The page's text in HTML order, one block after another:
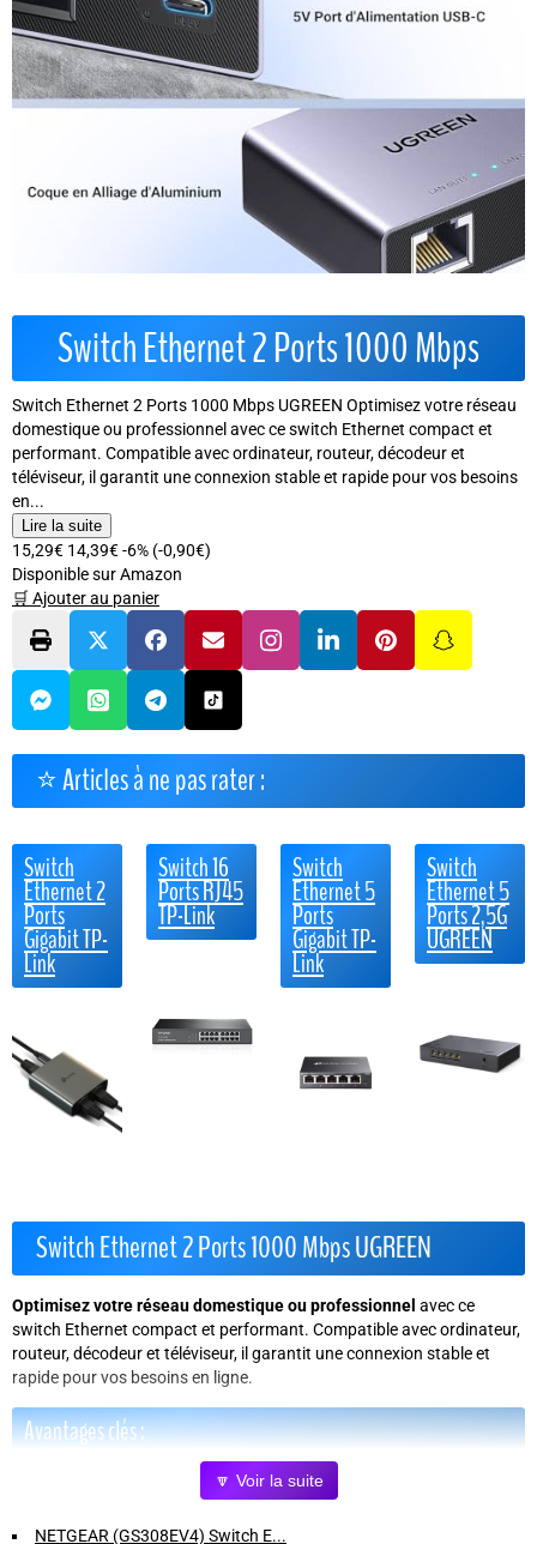
Switch Ethernet 2 Ports 1000 Mbps
Switch Ethernet 2 Ports 1000 Mbps UGREEN Optimisez votre réseau
domestique ou professionnel avec ce switch Ethernet compact et
performant. Compatible avec ordinateur, routeur, décodeur et
téléviseur, il garantit une connexion stable et rapide pour vos besoins
en...
Lire la suite
15,29€ 14,39€-6% (-0,90€)
Disponible sur Amazon
🛒 Ajouter au panier
⭐ Articles à ne pas rater :
Switch
Ethernet 2
Ports
Gigabit TP-
Link
Switch 16
Ports RJ45
TP-Link
Switch
Ethernet 5
Ports
Gigabit TP-
Link
Switch
Ethernet 5
Ports 2,5G
UGREEN
Switch Ethernet 2 Ports 1000 Mbps UGREEN
Optimisez votre réseau domestique ou professionnel avec ce
switch Ethernet compact et performant. Compatible avec ordinateur,
routeur, décodeur et téléviseur, il garantit une connexion stable et
rapide pour vos besoins en ligne.
Avantages clés :
Boîtier en aluminium robuste : Assure une excellente dissipation
Plug & Play :Installation facile, sans pilote. Branchez simplement
🔽 Voir la suite
NETGEAR (GS308EV4) Switch E...